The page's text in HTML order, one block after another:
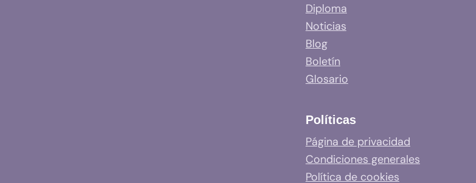
Diploma
Noticias
Blog
Boletín
Glosario
Políticas
Página de privacidad
Condiciones generales
Política de cookies